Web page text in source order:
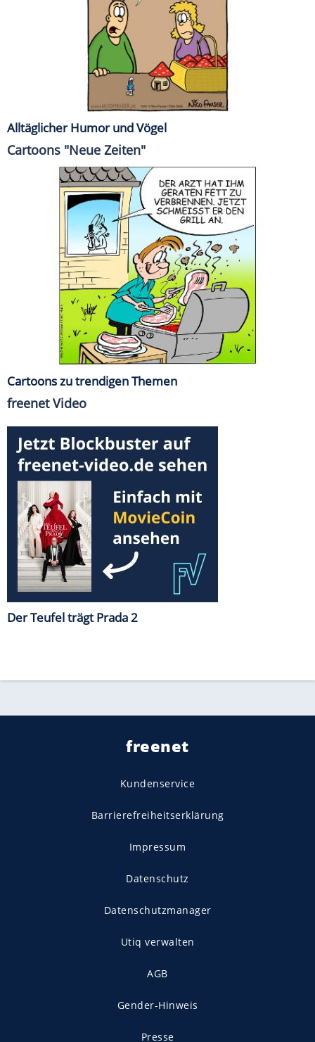
Alltäglicher Humor und Vögel
Cartoons "Neue Zeiten"
Cartoons zu trendigen Themen
freenet Video
Der Teufel trägt Prada 2
freenet
Kundenservice
Barrierefreiheitserklärung
Impressum
Datenschutz
Datenschutzmanager
Utiq verwalten
AGB
Gender-Hinweis
Presse